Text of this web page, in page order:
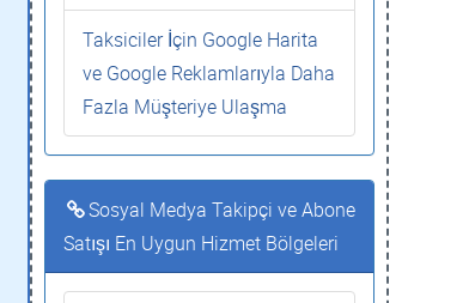
Taksiciler İçin Google Harita
ve Google Reklamlarıyla Daha
Fazla Müşteriye Ulaşma
Sosyal Medya Takipçi ve Abone
Satışı En Uygun Hizmet Bölgeleri